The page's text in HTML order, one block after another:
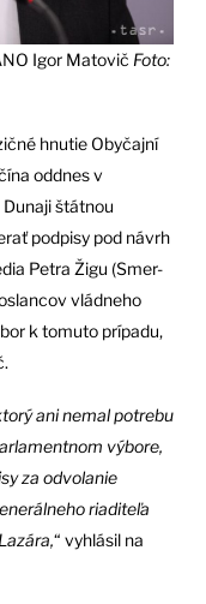
Igor Matovič Foto:
hnutie Obyčajní
oddnes v
štátnou
podpisy pod návrh
Petra Žigu (Smer-
vládneho
k tomuto prípadu,
ani nemal potrebu
výbore,
za odvolanie
riaditeľa
“ vyhlásil na